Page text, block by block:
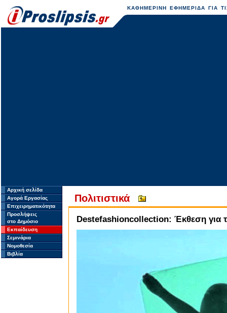
ΚΑΘΗΜΕΡΙΝΗ ΕΦΗΜΕΡΙΔΑ ΓΙΑ
Αρχική σελίδα
Αγορά Εργασίας
Επιχειρηματικότητα
Προσλήψεις
στο Δημόσιο
Εκπαίδευση
Σεμινάρια
Νομοθεσία
Βιβλία
Πολιτιστικά
Destefashioncollection: Έκθεση για